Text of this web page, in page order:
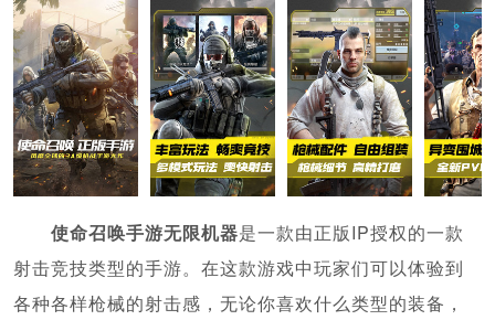
使命召唤手游无限机器是一款由正版IP授权的一款
射击竞技类型的手游。在这款游戏中玩家们可以体验到
各种各样枪械的射击感，无论你喜欢什么类型的装备，